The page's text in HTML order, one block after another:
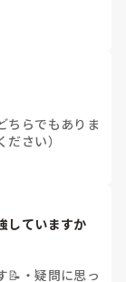
ちらでもありま
さい）
していますか
📝 ・疑問に思っ